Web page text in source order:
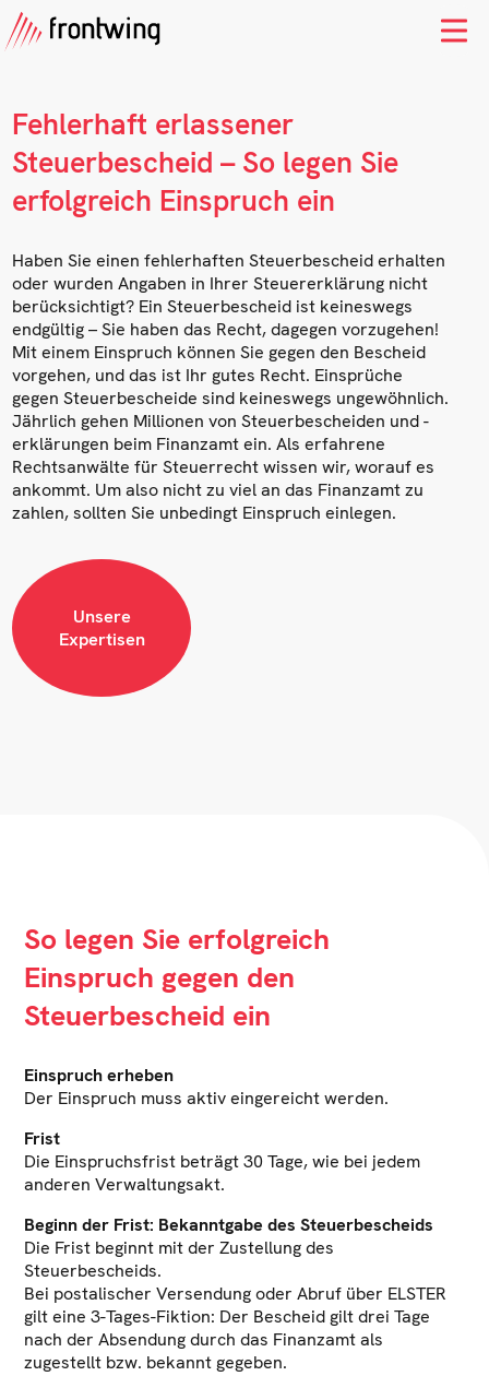
Fehlerhaft erlassener
Steuerbescheid – So legen Sie
erfolgreich Einspruch ein
Haben Sie einen fehlerhaften Steuerbescheid erhalten
oder wurden Angaben in Ihrer Steuererklärung nicht
berücksichtigt? Ein Steuerbescheid ist keineswegs
endgültig – Sie haben das Recht, dagegen vorzugehen!
Mit einem Einspruch können Sie gegen den Bescheid
vorgehen, und das ist Ihr gutes Recht. Einsprüche
gegen Steuerbescheide sind keineswegs ungewöhnlich.
Jährlich gehen Millionen von Steuerbescheiden und -
erklärungen beim Finanzamt ein. Als erfahrene
Rechtsanwälte für Steuerrecht wissen wir, worauf es
ankommt. Um also nicht zu viel an das Finanzamt zu
zahlen, sollten Sie unbedingt Einspruch einlegen.
Unsere
Expertisen
So legen Sie erfolgreich
Einspruch gegen den
Steuerbescheid ein
Einspruch erheben
Der Einspruch muss aktiv eingereicht werden.
Frist
Die Einspruchsfrist beträgt 30 Tage, wie bei jedem
anderen Verwaltungsakt.
Beginn der Frist: Bekanntgabe des Steuerbescheids
Die Frist beginnt mit der Zustellung des
Steuerbescheids.
Bei postalischer Versendung oder Abruf über ELSTER
gilt eine 3-Tages-Fiktion: Der Bescheid gilt drei Tage
nach der Absendung durch das Finanzamt als
zugestellt bzw. bekannt gegeben.